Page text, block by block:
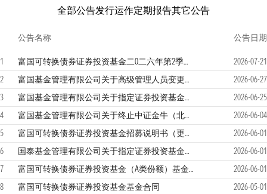
全部公告发行运作定期报告其它公告
公告名称 公告日期
1 富国可转换债券证券投资基金二0二六年第2季度报告
2026-07-21
2
富国基金管理有限公司关于高级管理人员变更的公告
2026-06-27
3
富国基金管理有限公司关于指定证券投资基金主流动性服务商的公告
2026-06-25
4
富国基金管理有限公司关于终止中证金牛（北京）基金销售有限公司办理本公司旗下基金销售业务的公告
2026-06-04
5
富国可转换债券证券投资基金招募说明书（更新）（2026年第1号）
2026-06-01
6
国泰基金管理有限公司关于指定证券投资基金主流动性服务商的公告
2026-06-01
7
富国可转换债券证券投资基金（A类份额）基金产品资料概要更新
2026-06-01
8
富国可转换债券证券投资基金基金合同
2026-05-01